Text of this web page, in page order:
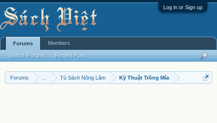
Log in or Sign up
Forums Tủ Sách Nông Lâm Kỹ Thuật Trồng Mía
Forums
Search Forums Recent Posts
Members